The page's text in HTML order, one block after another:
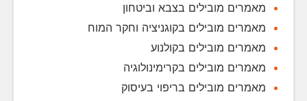
מאמרים מובילים בצבא וביטחון
מאמרים מובילים בקוגניציה וחקר המוח
מאמרים מובילים בקולנוע
מאמרים מובילים בקרימינולוגיה
מאמרים מובילים בריפוי בעיסוק